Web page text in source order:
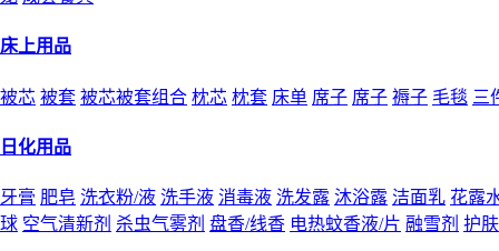
床上用品
被芯 被套 被芯被套组合 枕芯 枕套 床单 席子 席子 褥子 毛毯 三
日化用品
牙膏 肥皂 洗衣粉/液 洗手液 消毒液 洗发露 沐浴露 洁面乳 花露
球 空气清新剂 杀虫气雾剂 盘香/线香 电热蚊香液/片 融雪剂 护